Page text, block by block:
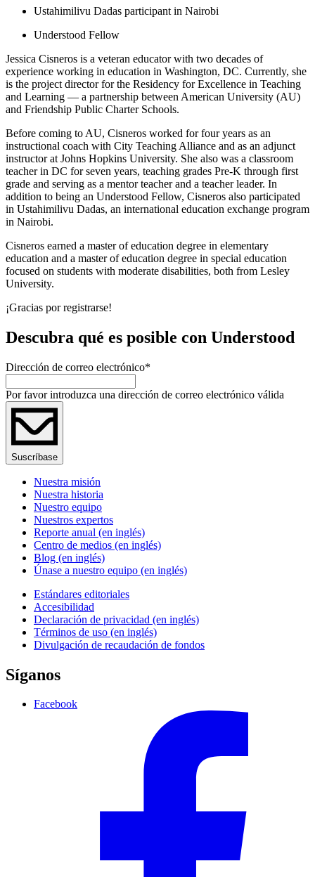
Ustahimilivu Dadas participant in Nairobi
Understood Fellow
Jessica Cisneros is a veteran educator with two decades of
experience working in education in Washington, DC. Currently, she
is the project director for the Residency for Excellence in Teaching
and Learning — a partnership between American University (AU)
and Friendship Public Charter Schools.
Before coming to AU, Cisneros worked for four years as an
instructional coach with City Teaching Alliance and as an adjunct
instructor at Johns Hopkins University. She also was a classroom
teacher in DC for seven years, teaching grades Pre-K through first
grade and serving as a mentor teacher and a teacher leader. In
addition to being an Understood Fellow, Cisneros also participated
in Ustahimilivu Dadas, an international education exchange program
in Nairobi.
Cisneros earned a master of education degree in elementary
education and a master of education degree in special education
focused on students with moderate disabilities, both from Lesley
University.
¡Gracias por registrarse!
Descubra qué es posible con Understood
Dirección de correo electrónico*
Por favor introduzca una dirección de correo electrónico válida
Suscríbase
Nuestra misión
Nuestra historia
Nuestro equipo
Nuestros expertos
Reporte anual (en inglés)
Centro de medios (en inglés)
Blog (en inglés)
Únase a nuestro equipo (en inglés)
Estándares editoriales
Accesibilidad
Declaración de privacidad (en inglés)
Términos de uso (en inglés)
Divulgación de recaudación de fondos
Síganos
Facebook